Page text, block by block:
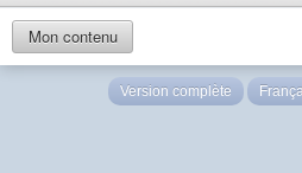
Mon contenu
Version complète